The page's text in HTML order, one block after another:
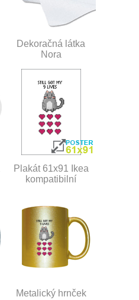
Dekoračná látka
Nora
Plakát 61x91 Ikea
kompatibilní
Metalický hrnček